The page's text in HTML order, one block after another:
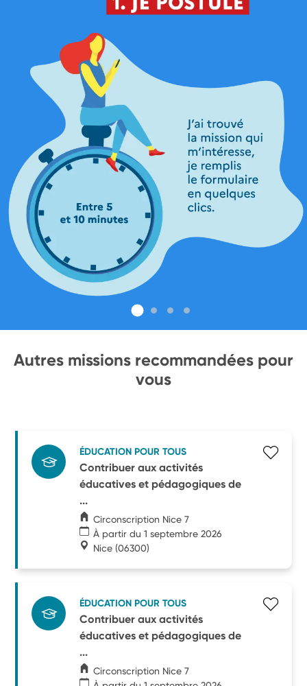
Autres missions recommandées pour
vous
ÉDUCATION POUR TOUS
Contribuer aux activités
éducatives et pédagogiques de
...
Circonscription Nice 7
À partir du 1 septembre 2026
Nice (06300)
ÉDUCATION POUR TOUS
Contribuer aux activités
éducatives et pédagogiques de
...
Circonscription Nice 7